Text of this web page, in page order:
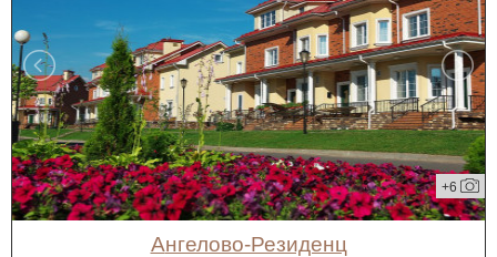
+6
Ангелово-Резиденц